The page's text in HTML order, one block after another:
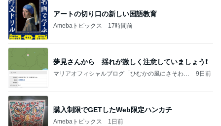
アートの切り口の新しい国語教育
Amebaトピックス 17時間前
夢見さんから 揺れが激しく注意していましょう❗️
マリアオフィシャルブログ「ひむかの風にさそわれ
9日前
購入制限でGETしたWeb限定ハンカチ
Amebaトピックス 1日前